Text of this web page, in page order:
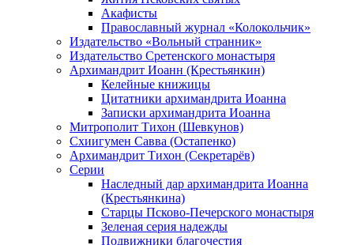
Акафисты
Православный журнал «Колокольчик»
Издательство «Вольный странник»
Издательство Сретенского монастыря
Архимандрит Иоанн (Крестьянкин)
Келейные книжицы
Цитатники архимандрита Иоанна
Записки архимандрита Иоанна
Митрополит Тихон (Шевкунов)
Схиигумен Савва (Остапенко)
Архимандрит Тихон (Секретарёв)
Серии
Наследный дар архимандрита Иоанна
(Крестьянкина)
Старцы Псково-Печерского монастыря
Зеленая серия надежды
Подвижники благочестия